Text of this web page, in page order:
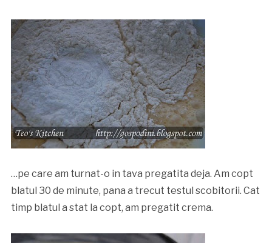
…pe care am turnat-o in tava pregatita deja. Am copt
blatul 30 de minute, pana a trecut testul scobitorii. Cat
timp blatul a stat la copt, am pregatit crema.